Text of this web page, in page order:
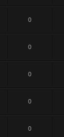
0
0
0
0
0